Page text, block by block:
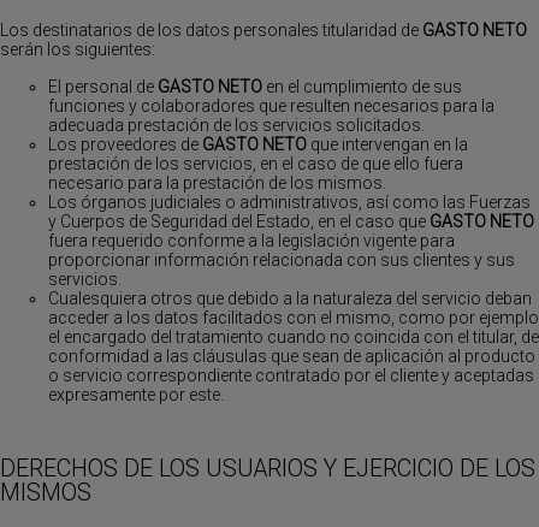
Los destinatarios de los datos personales titularidad de GASTO NETO
serán los siguientes:
El personal de GASTO NETO en el cumplimiento de sus
funciones y colaboradores que resulten necesarios para la
adecuada prestación de los servicios solicitados.
Los proveedores de GASTO NETO que intervengan en la
prestación de los servicios, en el caso de que ello fuera
necesario para la prestación de los mismos.
Los órganos judiciales o administrativos, así como las Fuerzas
y Cuerpos de Seguridad del Estado, en el caso que GASTO NETO
fuera requerido conforme a la legislación vigente para
proporcionar información relacionada con sus clientes y sus
servicios.
Cualesquiera otros que debido a la naturaleza del servicio deban
acceder a los datos facilitados con el mismo, como por ejemplo
el encargado del tratamiento cuando no coincida con el titular, de
conformidad a las cláusulas que sean de aplicación al producto
o servicio correspondiente contratado por el cliente y aceptadas
expresamente por este.
DERECHOS DE LOS USUARIOS Y EJERCICIO DE LOS
MISMOS